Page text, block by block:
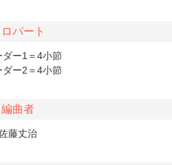
ロパート
ダー1＝4小節
ダー2＝4小節
編曲者
藤丈治